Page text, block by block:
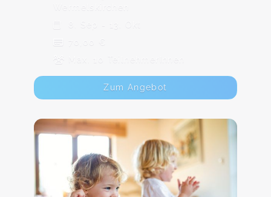
Wermelskirchen
8. Sep - 13. Okt
70,00 €
Max. 10 TeilnehmerInnen
Zum Angebot